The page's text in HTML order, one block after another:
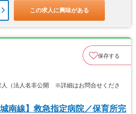
この求人に興味がある
保存する
人（法人名非公開 ※詳細はお問合せくださ
南線】救急指定病院／保育所完